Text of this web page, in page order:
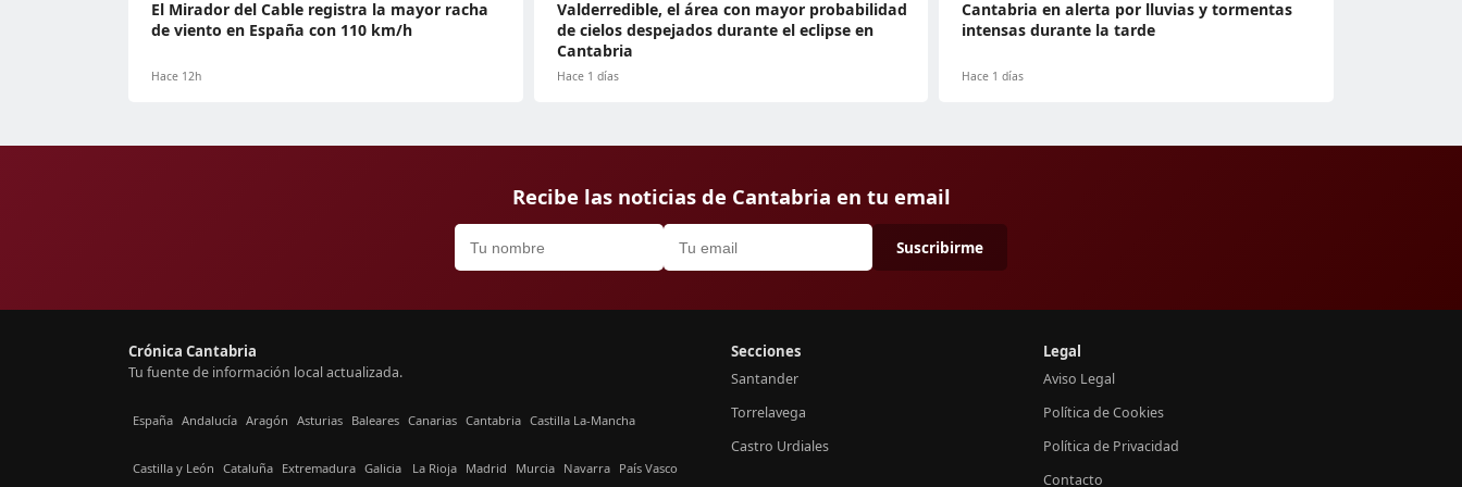
El Mirador del Cable registra la mayor racha
de viento en España con 110 km/h
Hace 12h
Valderredible, el área con mayor probabilidad
de cielos despejados durante el eclipse en
Cantabria
Hace 1 días
Cantabria en alerta por lluvias y tormentas
intensas durante la tarde
Hace 1 días
Recibe las noticias de Cantabria en tu email
Suscribirme
Crónica Cantabria
Tu fuente de información local actualizada.
España Andalucía Aragón Asturias Baleares Canarias Cantabria Castilla La-Mancha
Castilla y León Cataluña Extremadura Galicia La Rioja Madrid Murcia Navarra País Vasco
Secciones
Santander
Torrelavega
Castro Urdiales
Legal
Aviso Legal
Política de Cookies
Política de Privacidad
Contacto